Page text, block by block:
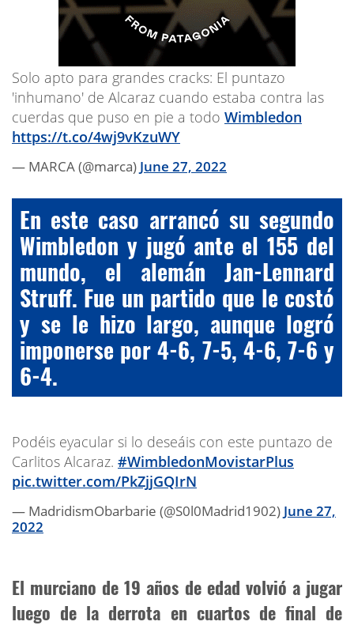
Solo apto para grandes cracks: El puntazo
'inhumano' de Alcaraz cuando estaba contra las
cuerdas que puso en pie a todo Wimbledon
https://t.co/4wj9vKzuWY
— MARCA (@marca) June 27, 2022
En este caso arrancó su segundo
Wimbledon y jugó ante el 155 del
mundo, el alemán Jan-Lennard
Struff. Fue un partido que le costó
y se le hizo largo, aunque logró
imponerse por 4-6, 7-5, 4-6, 7-6 y
6-4.
Podéis eyacular si lo deseáis con este puntazo de
Carlitos Alcaraz. #WimbledonMovistarPlus
pic.twitter.com/PkZjjGQIrN
— MadridismObarbarie (@S0l0Madrid1902) June 27,
2022
El murciano de 19 años de edad volvió a jugar
luego de la derrota en cuartos de final de